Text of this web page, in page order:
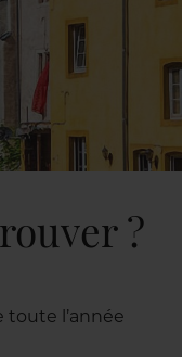
?
toute l’année